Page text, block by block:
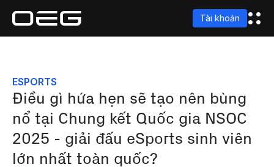
Tài khoản
ESPORTS
Điều gì hứa hẹn sẽ tạo nên bùng
nổ tại Chung kết Quốc gia NSOC
2025 - giải đấu eSports sinh viên
lớn nhất toàn quốc?